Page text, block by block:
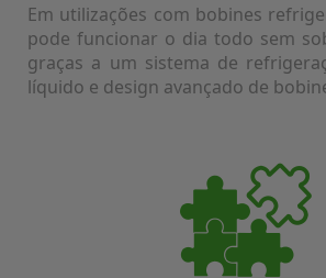
Em utilizações com bobines
pode funcionar o dia todo sem
graças a um sistema de
líquido e design avançado de